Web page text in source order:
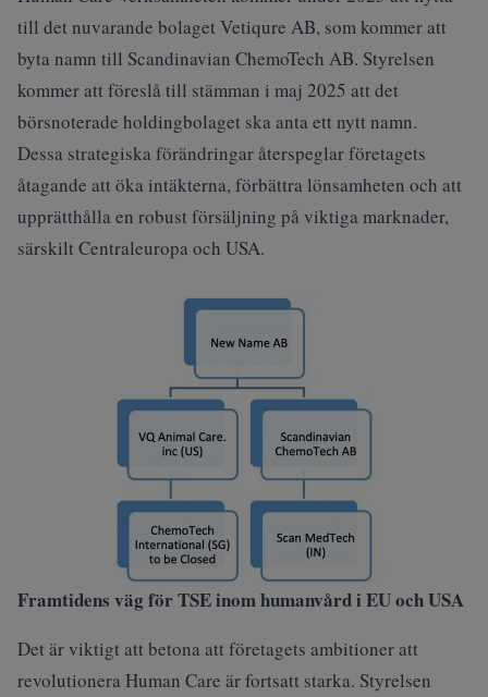
till det nuvarande bolaget Vetiqure AB, som kommer att
byta namn till Scandinavian ChemoTech AB. Styrelsen
kommer att föreslå till stämman i maj 2025 att det
börsnoterade holdingbolaget ska anta ett nytt namn.
Dessa strategiska förändringar återspeglar företagets
åtagande att öka intäkterna, förbättra lönsamheten och att
upprätthålla en robust försäljning på viktiga marknader,
särskilt Centraleuropa och USA.
Framtidens väg för TSE inom humanvård i EU och USA
Det är viktigt att betona att företagets ambitioner att
revolutionera Human Care är fortsatt starka. Styrelsen